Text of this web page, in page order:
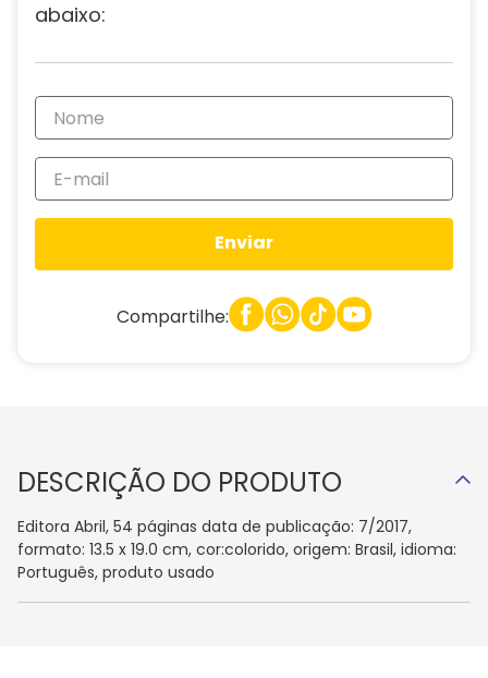
abaixo:
Enviar
Compartilhe:
DESCRIÇÃO DO PRODUTO
Editora Abril, 54 páginas data de publicação: 7/2017,
formato: 13.5 x 19.0 cm, cor:colorido, origem: Brasil, idioma:
Português, produto usado